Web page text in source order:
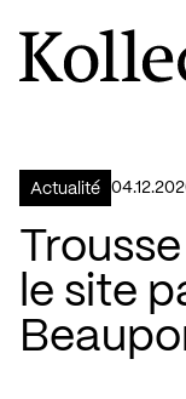
Aller à la page
Logo Kollectif
Actualité
le site